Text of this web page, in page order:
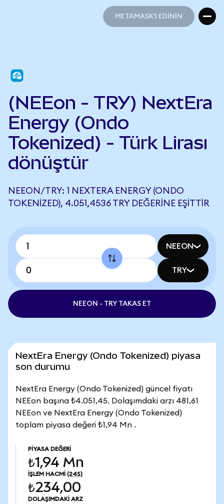
METAMASK'I EDİNİN
(NEEon - TRY) NextEra
Energy (Ondo
Tokenized) - Türk Lirası
dönüştür
NEEON/TRY: 1 NEXTERA ENERGY (ONDO
TOKENIZED), 4.051,4536 TRY DEĞERINE EŞITTIR
NEEON
TRY
NEEON - TRY TAKAS ET
NextEra Energy (Ondo Tokenized) piyasa
son durumu
NextEra Energy (Ondo Tokenized) güncel fiyatı
NEEon başına ₺4.051,45. Dolaşımdaki arzı 481,61
NEEon ve NextEra Energy (Ondo Tokenized)
toplam piyasa değeri ₺1,94 Mn .
PIYASA DEĞERI
₺1,94 Mn
İŞLEM HACMI (24S)
₺234,00
DOLAŞIMDAKI ARZ